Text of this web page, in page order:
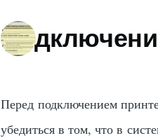
Перед подключением
убедиться в том, что в